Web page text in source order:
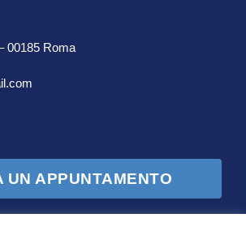
00185 Roma
UN APPUNTAMENTO